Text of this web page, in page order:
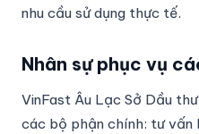
nhu cầu sử dụng thực tế.
Nhân sự phục vụ
VinFast Âu Lạc Sở Dầu
các bộ phận chính: tư vấn